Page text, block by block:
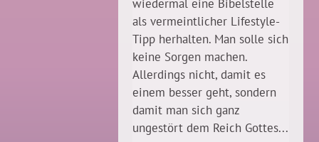
wiedermal eine Bibelstelle
als vermeintlicher Lifestyle-
Tipp herhalten. Man solle sich
keine Sorgen machen.
Allerdings nicht, damit es
einem besser geht, sondern
damit man sich ganz
ungestört dem Reich Gottes...